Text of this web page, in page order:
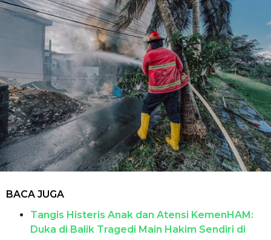
BACA JUGA
Tangis Histeris Anak dan Atensi KemenHAM:
Duka di Balik Tragedi Main Hakim Sendiri di